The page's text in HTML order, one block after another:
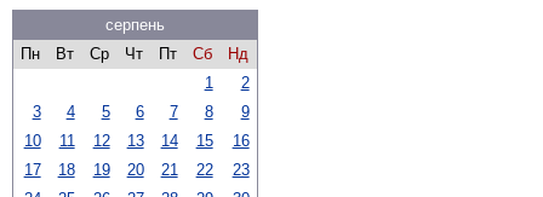
серпень
Пн
Вт Ср Чт Пт Сб
Нд
1
2
3
4 5 6 7 8
9
10
11 12 13 14 15
16
17
18 19 20 21 22
23